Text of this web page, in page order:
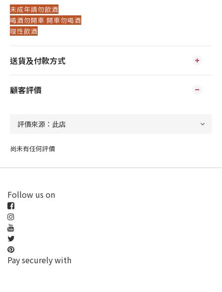
未成年請勿飲酒
喝酒勿開車 開車勿喝酒
理性飲酒
送貨及付款方式
顧客評價
尚未有任何評價
Follow us on
Pay securely with